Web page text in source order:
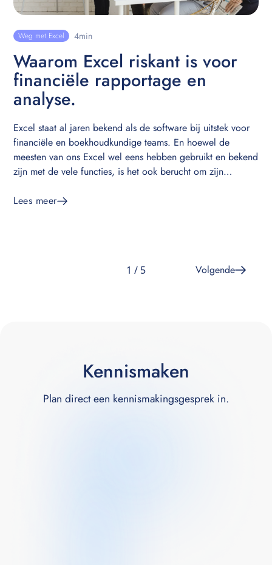
Weg met Excel 4min
Waarom Excel riskant is voor
financiële rapportage en
analyse.
Excel staat al jaren bekend als de software bij uitstek voor
financiële en boekhoudkundige teams. En hoewel de
meesten van ons Excel wel eens hebben gebruikt en bekend
zijn met de vele functies, is het ook berucht om zijn
financiële rapportage en kan het beperkt zijn als het
Lees meer
Volgende
1 / 5
Kennismaken
Plan direct een kennismakingsgesprek in.